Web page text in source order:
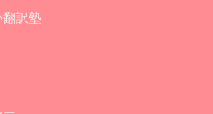
訳塾